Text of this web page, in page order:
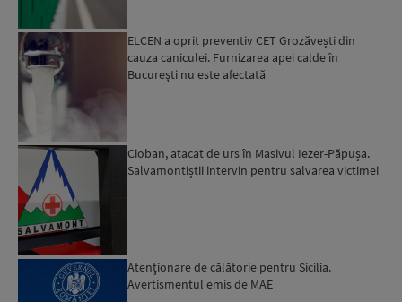
ELCEN a oprit preventiv CET Grozăvești din
cauza caniculei. Furnizarea apei calde în
Bucureşti nu este afectată
Cioban, atacat de urs în Masivul Iezer-Păpușa.
Salvamontiștii intervin pentru salvarea victimei
Atenţionare de călătorie pentru Sicilia.
Avertismentul emis de MAE